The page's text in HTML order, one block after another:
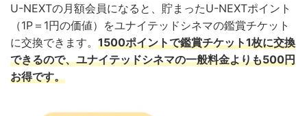
U-NEXTの月額会員になると、貯まったU-NEXTポイント
（1P＝1円の価値）をユナイテッドシネマの鑑賞チケット
に交換できます。 1500ポイントで鑑賞チケット1枚に交換
できるので、ユナイテッドシネマの一般料金よりも500円
お得です。